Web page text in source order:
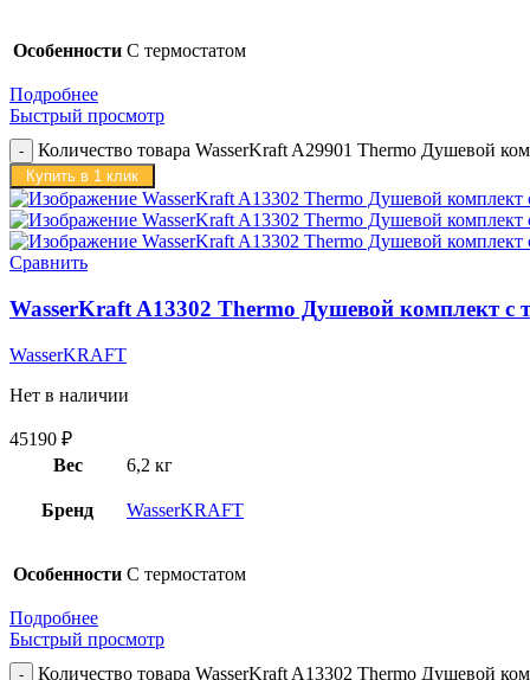
Особенности С термостатом
Подробнее
Быстрый просмотр
Количество товара WasserKraft A29901 Thermo Душевой
Купить в 1 клик
Сравнить
WasserKraft A13302 Thermo Душевой комплект с
WasserKRAFT
Нет в наличии
45190 ₽
Вес
6,2 кг
Бренд WasserKRAFT
Особенности С термостатом
Подробнее
Быстрый просмотр
Количество товара WasserKraft A13302 Thermo Душевой